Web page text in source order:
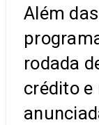
Além
rodada
crédito e